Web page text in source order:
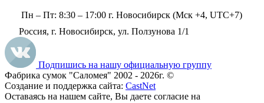
Пн – Пт: 8:30 – 17:00 г. Новосибирск (Мск +4, UTC+7)
Россия, г. Новосибирск, ул. Ползунова 1/1
Подпишись на нашу официальную группу
Фабрика сумок "Саломея" 2002 - 2026г. ©
Создание и поддержка сайта: CastNet
Оставаясь на нашем сайте, Вы даете согласие на